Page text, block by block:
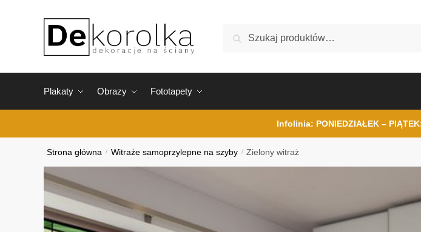
Szukaj
Plakaty Obrazy Fototapety
Infolinia: PONIEDZIAŁEK –
Strona główna / Witraże samoprzylepne na szyby / Zielony witraż